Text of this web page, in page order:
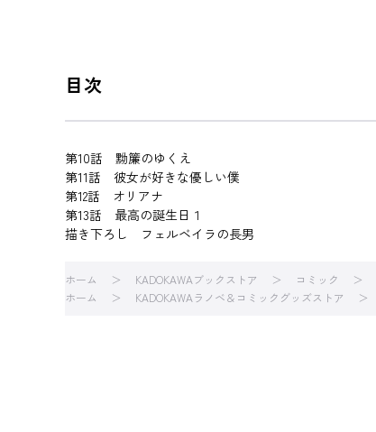
目次
第10話 黝簾のゆくえ
第11話 彼女が好きな優しい僕
第12話 オリアナ
第13話 最高の誕生日１
描き下ろし フェルベイラの長男
ホーム KADOKAWAブックストア コミック
ホーム
KADOKAWAラノベ＆コミックグッズストア